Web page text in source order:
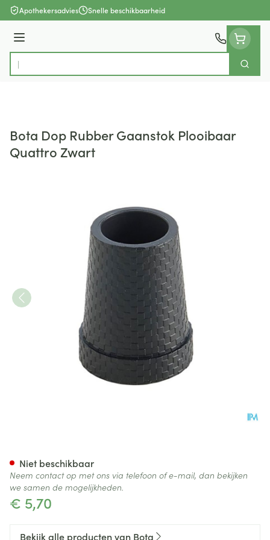
Ga naar de inhoud
Apothekersadvies Snelle beschikbaarheid
Menu
Product, merk, categorie...
Zoek
Bota Dop Rubber Gaanstok Plooibaar
Quattro Zwart
€ 5,70
Niet beschikbaar
Neem contact op met ons via telefoon of e-mail, dan bekijken
we samen de mogelijkheden.
Bekijk alle producten van Bota